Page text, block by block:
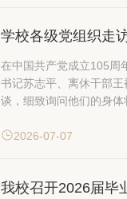
学校各级党组织走
在中国共产党成立105周
书记苏志平、离休干部王裕吉和老
谈，细致询问他们的身
2026-07-07
我校召开2026届毕